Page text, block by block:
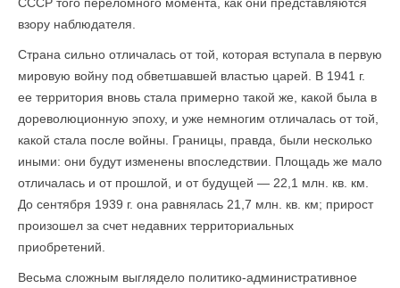
взору наблюдателя.
Страна сильно отличалась от той, которая вступала в первую
мировую войну под обветшавшей властью царей. В 1941 г.
ее территория вновь стала примерно такой же, какой была в
дореволюционную эпоху, и уже немногим отличалась от той,
какой стала после войны. Границы, правда, были несколько
иными: они будут изменены впоследствии. Площадь же мало
отличалась и от прошлой, и от будущей — 22,1 млн. кв. км.
До сентября 1939 г. она равнялась 21,7 млн. кв. км; прирост
произошел за счет недавних территориальных
приобретений.
Весьма сложным выглядело политико-административное